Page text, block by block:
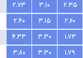
۲.۷۳ ۳.۱۰
۲.۳۵
۲.۴۰ ۳.۱۵
۲.۶۰
۴.۳۳ ۳.۳۰
۱.۷۳
۳.۸۰ ۳.۳۰
۱.۷۹